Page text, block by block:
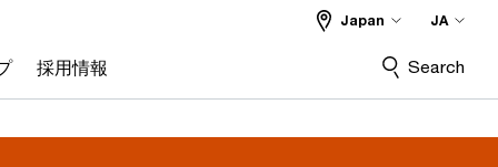
採用情報
Japan JA
Search